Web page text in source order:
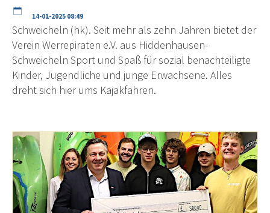
14-01-2025 08:49
Schweicheln (hk). Seit mehr als zehn Jahren bietet der
Verein Werrepiraten e.V. aus Hiddenhausen-
Schweicheln Sport und Spaß für sozial benachteiligte
Kinder, Jugendliche und junge Erwachsene. Alles
dreht sich hier ums Kajakfahren.